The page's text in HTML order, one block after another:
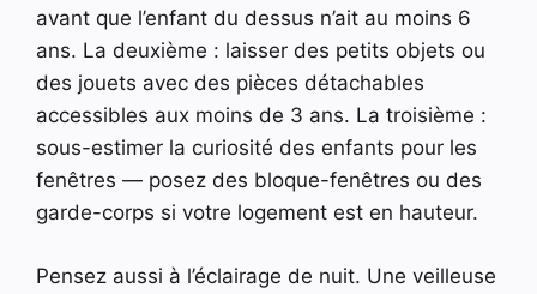
avant que l’enfant du dessus n’ait au moins 6
ans. La deuxième : laisser des petits objets ou
des jouets avec des pièces détachables
accessibles aux moins de 3 ans. La troisième :
sous-estimer la curiosité des enfants pour les
fenêtres — posez des bloque-fenêtres ou des
garde-corps si votre logement est en hauteur.
Pensez aussi à l’éclairage de nuit. Une veilleuse